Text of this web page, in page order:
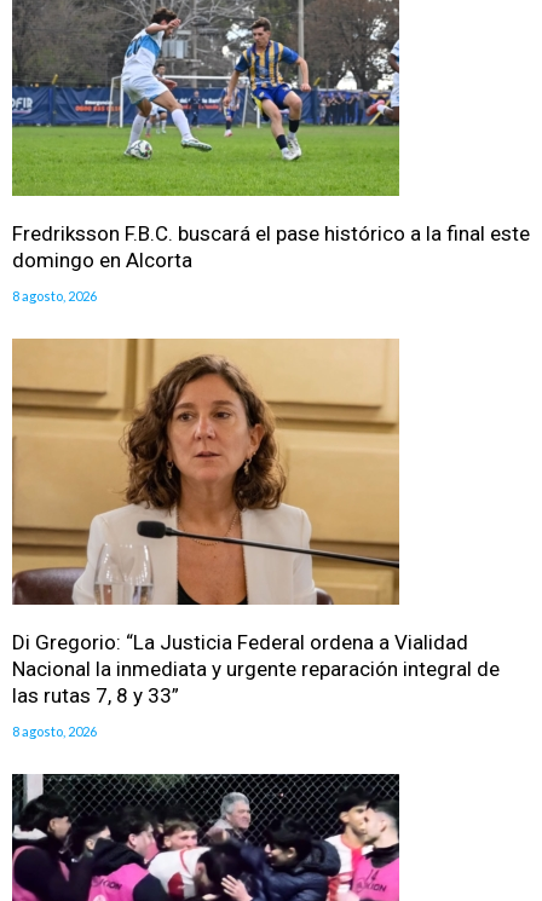
Fredriksson F.B.C. buscará el pase histórico a la final este
domingo en Alcorta
8 agosto, 2026
Di Gregorio: “La Justicia Federal ordena a Vialidad
Nacional la inmediata y urgente reparación integral de
las rutas 7, 8 y 33”
8 agosto, 2026